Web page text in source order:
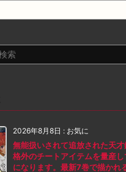
2026年8月8日 : お気に
無能扱いされて追放された天
格外のチートアイテムを量産
になります。最新7巻で描かれ